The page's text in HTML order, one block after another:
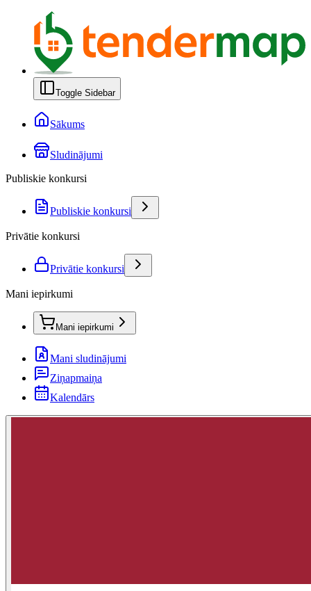
Toggle Sidebar
Sākums
Sludinājumi
Publiskie konkursi
Publiskie konkursi
Privātie konkursi
Privātie konkursi
Mani iepirkumi
Mani iepirkumi
Mani sludinājumi
Ziņapmaiņa
Kalendārs